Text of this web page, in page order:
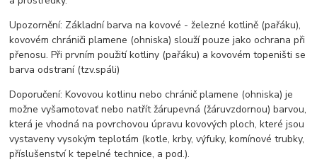
Upozornění: Základní barva na kovové - železné kotlině (pařáku),
kovovém chrániči plamene (ohniska) slouží pouze jako ochrana při
přenosu. Při prvním použití kotliny (pařáku) a kovovém topeništi se
barva odstraní (tzv.spáli)
Doporučení: Kovovou kotlinu nebo chránič plamene (ohniska) je
možne vyšamotovať nebo natřít žárupevná (žáruvzdornou) barvou,
která je vhodná na povrchovou úpravu kovových ploch, které jsou
vystaveny vysokým teplotám (kotle, krby, výfuky, komínové trubky,
příslušenství k tepelné technice, a pod.).